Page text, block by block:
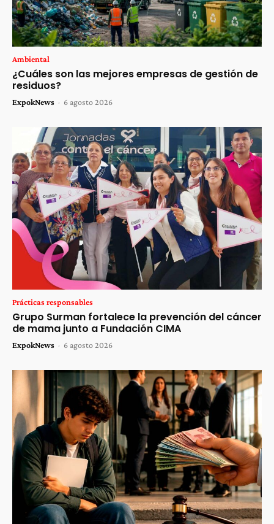
Ambiental
¿Cuáles son las mejores empresas de gestión de
residuos?
ExpokNews - 6 agosto 2026
Prácticas responsables
Grupo Surman fortalece la prevención del cáncer
de mama junto a Fundación CIMA
ExpokNews - 6 agosto 2026